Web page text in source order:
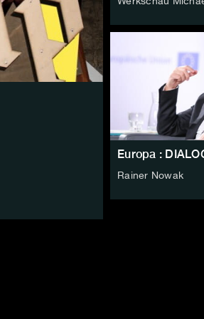
Europa :
Rainer Nowak